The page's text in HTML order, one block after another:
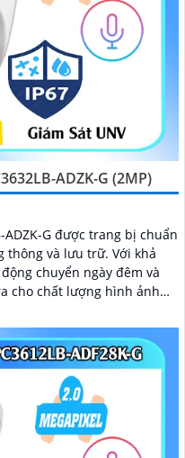
ADZK-G (2MP)
ADZK-G được trang bị chuẩn
và lưu trữ. Với khả
chuyển ngày đêm và
cho chất lượng hình ảnh